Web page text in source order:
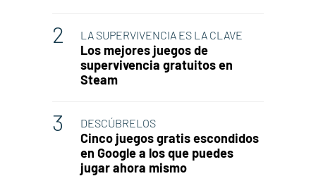
LA SUPERVIVENCIA ES LA CLAVE
Los mejores juegos de
supervivencia gratuitos en
Steam
DESCÚBRELOS
Cinco juegos gratis escondidos
en Google a los que puedes
jugar ahora mismo